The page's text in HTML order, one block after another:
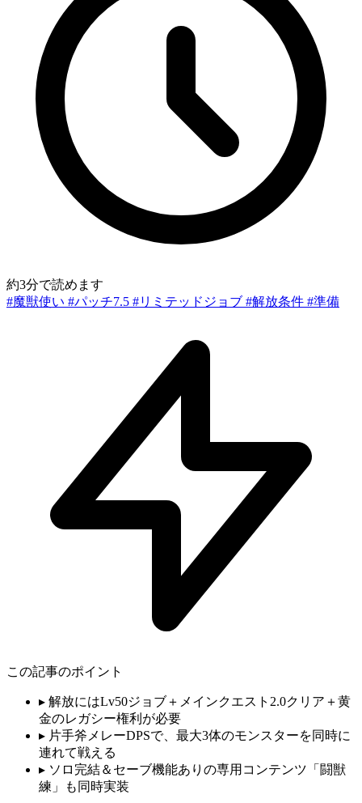
約3分で読めます
#魔獣使い #パッチ7.5 #リミテッドジョブ #解放条件 #準備
この記事のポイント
▸ 解放にはLv50ジョブ＋メインクエスト2.0クリア＋黄
金のレガシー権利が必要
▸ 片手斧メレーDPSで、最大3体のモンスターを同時に
連れて戦える
▸ ソロ完結＆セーブ機能ありの専用コンテンツ「闘獣
練」も同時実装